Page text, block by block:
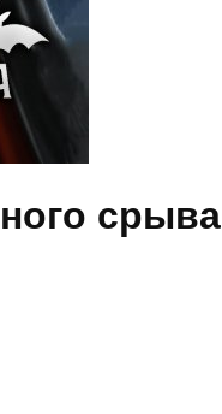
срыва